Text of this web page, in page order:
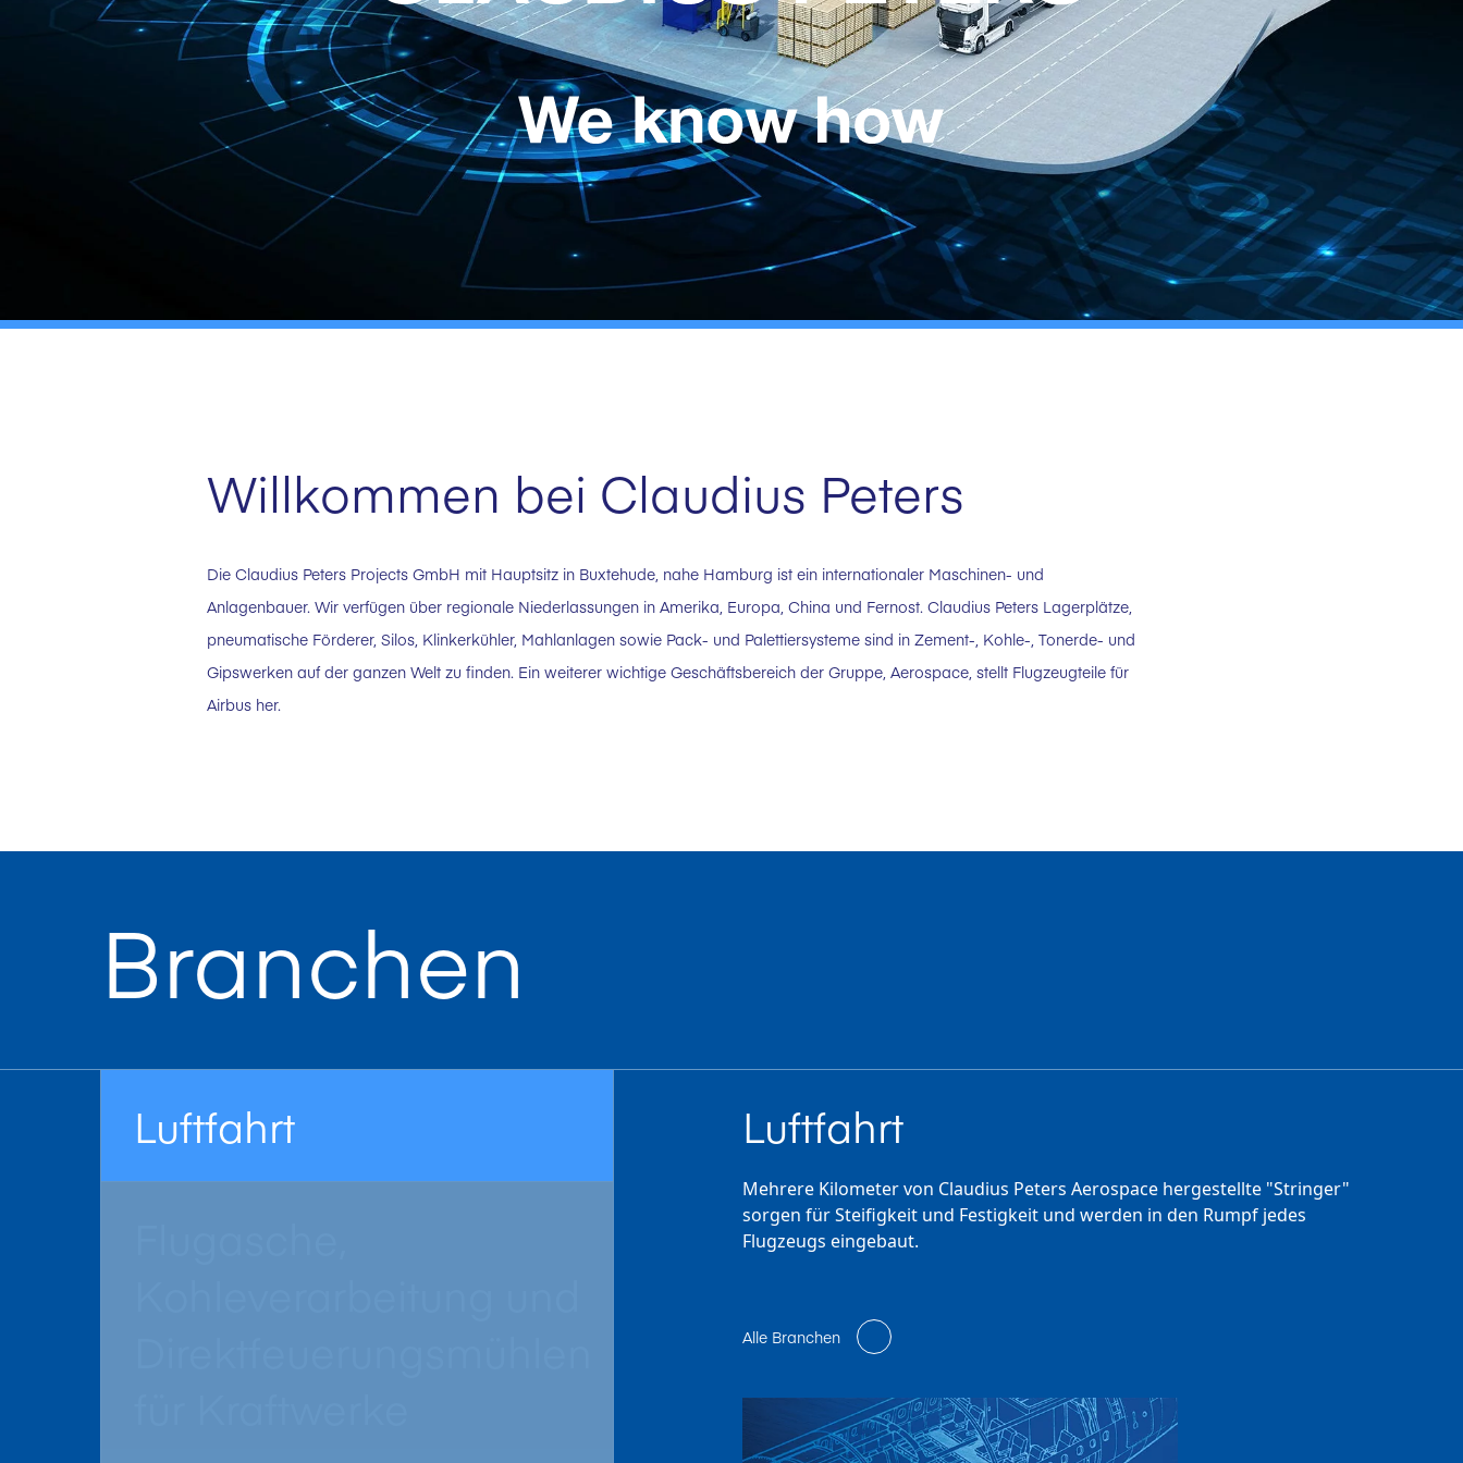
Willkommen bei Claudius Peters
Die Claudius Peters Projects GmbH mit Hauptsitz in Buxtehude, nahe Hamburg ist ein internationaler Maschinen- und
Anlagenbauer. Wir verfügen über regionale Niederlassungen in Amerika, Europa, China und Fernost. Claudius Peters Lagerplätze,
pneumatische Förderer, Silos, Klinkerkühler, Mahlanlagen sowie Pack- und Palettiersysteme sind in Zement-, Kohle-, Tonerde- und
Gipswerken auf der ganzen Welt zu finden. Ein weiterer wichtige Geschäftsbereich der Gruppe, Aerospace, stellt Flugzeugteile für
Airbus her.
Branchen
Luftfahrt
Luftfahrt
Mehrere Kilometer von Claudius Peters Aerospace hergestellte "Stringer"
sorgen für Steifigkeit und Festigkeit und werden in den Rumpf jedes
Flugzeugs eingebaut.
Alle Branchen